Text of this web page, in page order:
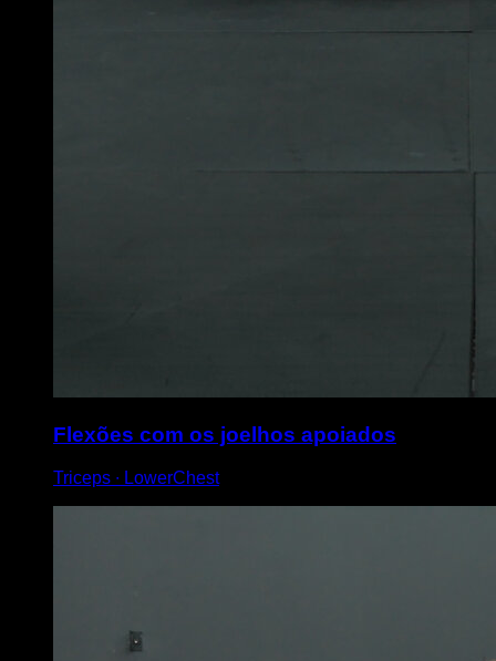
Flexões com os joelhos apoiados
Triceps ∙ LowerChest